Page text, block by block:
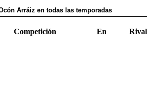
Arráiz en todas las temporadas
Competición En Rival